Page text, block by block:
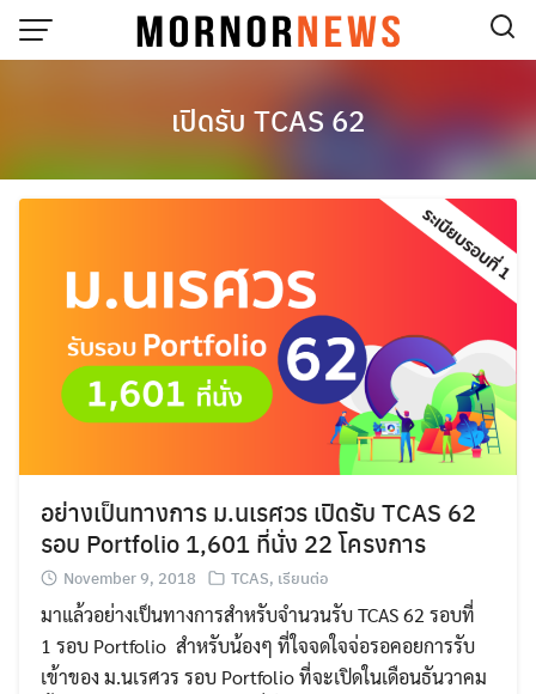
Skip
เปิดรับ TCAS 62
อย่างเป็นทางการ ม.นเรศวร เปิดรับ TCAS 62
รอบ Portfolio 1,601 ที่นั่ง 22 โครงการ
November 9, 2018 TCAS, เรียนต่อ
มาแล้วอย่างเป็นทางการสำหรับจำนวนรับ TCAS 62 รอบที่
1 รอบ Portfolio สำหรับน้องๆ ที่ใจจดใจจ่อรอคอยการรับ
เข้าของ ม.นเรศวร รอบ Portfolio ที่จะเปิดในเดือนธันวาคม